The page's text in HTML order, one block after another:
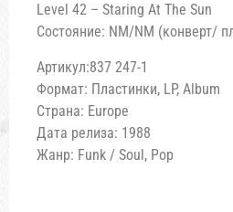
Level 42 – Staring At The Sun
Состояние: NM/NM (конверт/
Артикул:837 247-1
Формат: Пластинки, LP, Album
Страна: Europe
Дата релиза: 1988
Жанр: Funk / Soul, Pop